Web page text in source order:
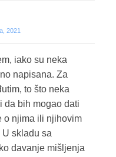
2021
iako su neka
napisana. Za
to što neka
da bih mogao dati
o njima ili njihovim
skladu sa
davanje mišljenja